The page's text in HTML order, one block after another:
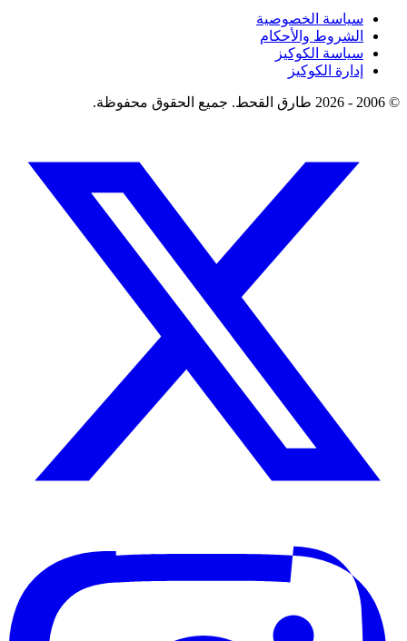
سياسة الخصوصية
الشروط والأحكام
سياسة الكوكيز
إدارة الكوكيز
© 2006 - 2026 طارق القحط. جميع الحقوق محفوظة.